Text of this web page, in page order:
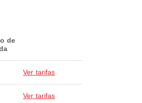
de
Ver tarifas
Ver tarifas